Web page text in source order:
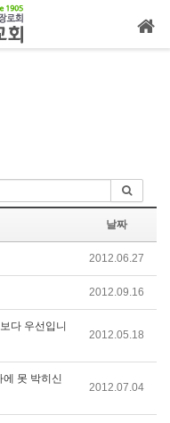
날짜
2012.06.27
2012.09.16
다 우선입니
2012.05.18
못 박히신
2012.07.04